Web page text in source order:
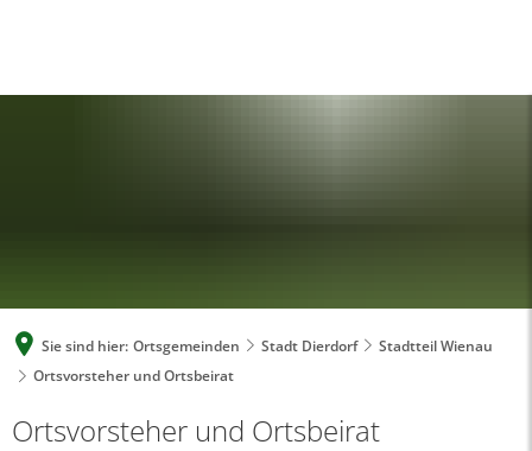
Sie sind hier: Ortsgemeinden Stadt Dierdorf
Stadtteil Wienau
Ortsvorsteher und Ortsbeirat
Ortsvorsteher und Ortsbeirat